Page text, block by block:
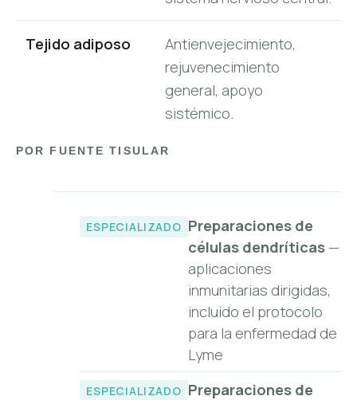
POR FUENTE TISULAR
Tejido adiposo
Antienvejecimiento,
rejuvenecimiento
general, apoyo
sistémico.
ESPECIALIZADO Preparaciones de
células dendríticas —
aplicaciones
inmunitarias dirigidas,
incluido el protocolo
para la enfermedad de
Lyme
ESPECIALIZADO Preparaciones de